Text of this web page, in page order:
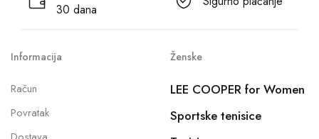
30 dana
Informacija
Račun
Povratak
Ženske
LEE COOPER for Women
Sportske tenisice